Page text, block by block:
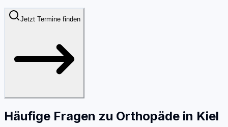
Jetzt Termine finden
Häufige Fragen zu Orthopäde in Kiel